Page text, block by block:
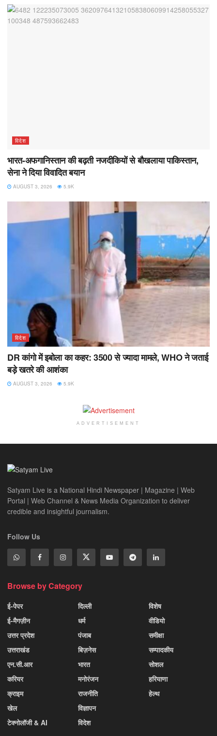
विदेश
भारत-अफगानिस्तान की बढ़ती नजदीकियों से बौखलाया पाकिस्तान,
सेना ने दिया विवादित बयान
AUGUST 3, 2026 5.9K
विदेश
DR कांगो में इबोला का कहर: 3500 से ज्यादा मामले, WHO ने जताई
बड़े खतरे की आशंका
AUGUST 3, 2026 5.9K
ADVERTISEMENT
Satyam Live is a National Hindi Newspaper | Magazine | Web
Portal | Web Channel & News Media Organization to deliver
credible and insightful journalism.
Follow Us
Browse by Category
ई-पेपर
ई-मैगज़ीन
उत्तर प्रदेश
उत्तराखंड
एन.सी.आर
करियर
क्राइम
खेल
टेक्नोलॉजी & AI
दिल्ली
धर्म
पंजाब
बिज़नेस
भारत
मनोरंजन
राजनीति
विज्ञापन
विदेश
विशेष
वीडियो
समीक्षा
सम्पादकीय
सोशल
हरियाणा
हेल्थ